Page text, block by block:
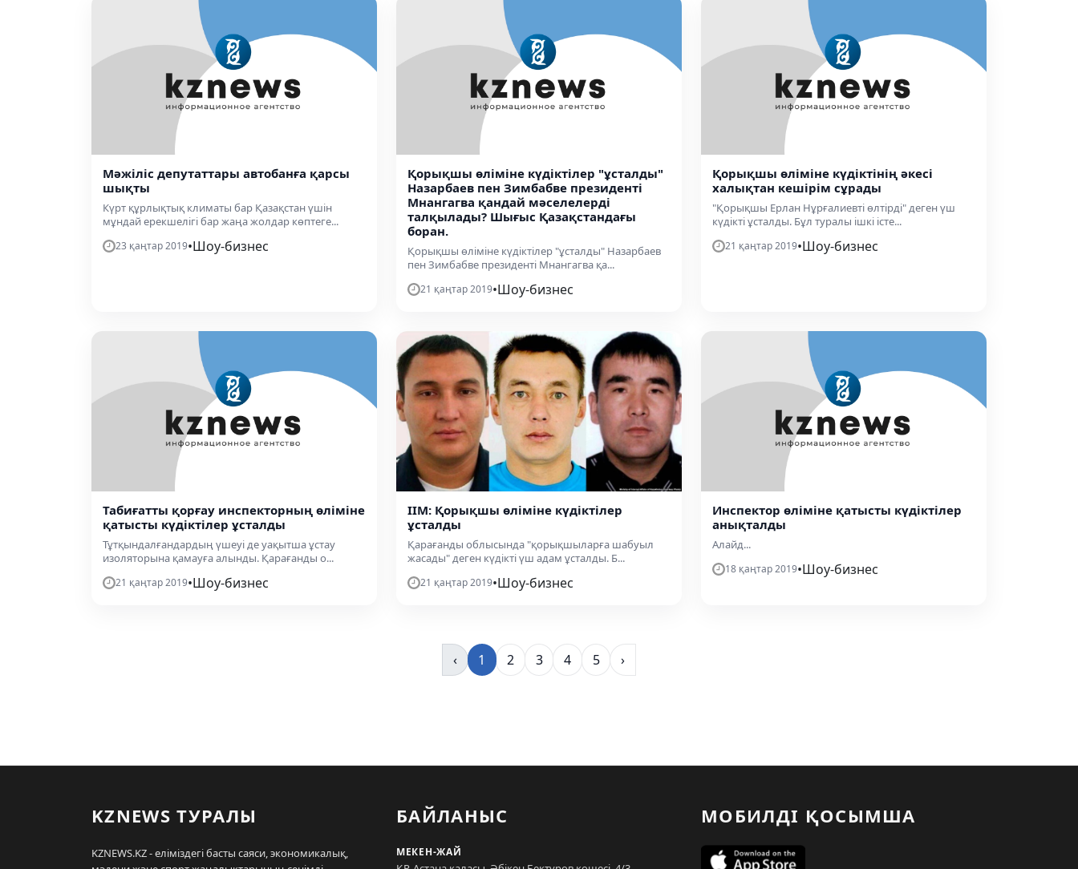
Мәжіліс депутаттары автобанға қарсы
шықты
Күрт құрлықтық климаты бар Қазақстан үшін
мұндай ерекшелігі бар жаңа жолдар көптеге...
23 қаңтар 2019•Шоу-бизнес
Қорықшы өліміне күдіктілер "ұсталды"
Назарбаев пен Зимбабве президенті
Мнангагва қандай мәселелерді
талқылады? Шығыс Қазақстандағы
боран.
Қорықшы өліміне күдіктілер "ұсталды" Назарбаев
пен Зимбабве президенті Мнангагва қа...
21 қаңтар 2019•Шоу-бизнес
Қорықшы өліміне күдіктінің әкесі
халықтан кешірім сұрады
"Қорықшы Ерлан Нұрғалиевті өлтірді" деген үш
күдікті ұсталды. Бұл туралы ішкі істе...
21 қаңтар 2019•Шоу-бизнес
Табиғатты қорғау инспекторның өліміне
қатысты күдіктілер ұсталды
Тұтқындалғандардың үшеуі де уақытша ұстау
изоляторына қамауға алынды. Қарағанды о...
21 қаңтар 2019•Шоу-бизнес
ІІМ: Қорықшы өліміне күдіктілер
ұсталды
Қарағанды облысында "қорықшыларға шабуыл
жасады" деген күдікті үш адам ұсталды. Б...
21 қаңтар 2019•Шоу-бизнес
Инспектор өліміне қатысты күдіктілер
анықталды
Алайд...
18 қаңтар 2019•Шоу-бизнес
‹ 1 2 3 4 5 ›
KZNEWS ТУРАЛЫ
KZNEWS.KZ - еліміздегі басты саяси, экономикалық,
БАЙЛАНЫС
МЕКЕН-ЖАЙ
МОБИЛДІ ҚОСЫМША